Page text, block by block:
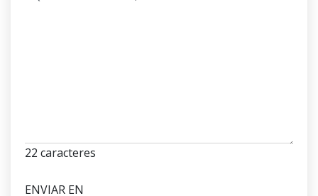
22 caracteres
ENVIAR EN